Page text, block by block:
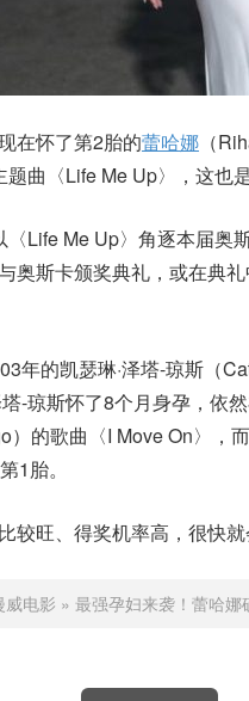
在怀了第2胎的蕾哈娜 （
题曲〈Life Me Up〉，这也
Life Me Up〉角逐本届奥
奥斯卡颁奖典礼，或在典
年的凯瑟琳·泽塔-琼斯（
-琼斯怀了8个月身孕，依
的歌曲〈I Move On〉，
1胎。
旺、得奖机率高，很快就
威电影 » 最强孕妇来袭！蕾哈